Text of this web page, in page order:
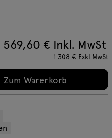
569,60 € Inkl. MwSt
1 308 € Exkl MwSt
Zum Warenkorb